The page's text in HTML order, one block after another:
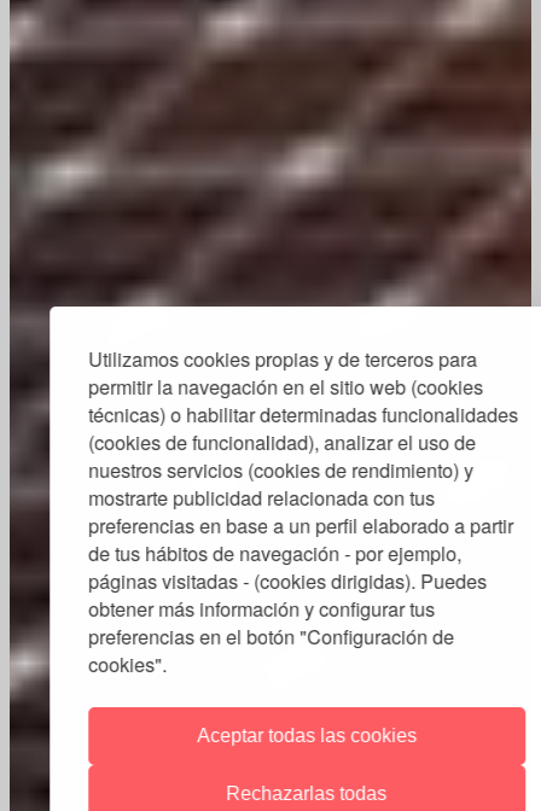
Utilizamos cookies propias y de terceros para
permitir la navegación en el sitio web (cookies
técnicas) o habilitar determinadas funcionalidades
(cookies de funcionalidad), analizar el uso de
nuestros servicios (cookies de rendimiento) y
mostrarte publicidad relacionada con tus
preferencias en base a un perfil elaborado a partir
de tus hábitos de navegación - por ejemplo,
páginas visitadas - (cookies dirigidas). Puedes
obtener más información y configurar tus
preferencias en el botón "Configuración de
cookies".
Aceptar todas las cookies
Rechazarlas todas